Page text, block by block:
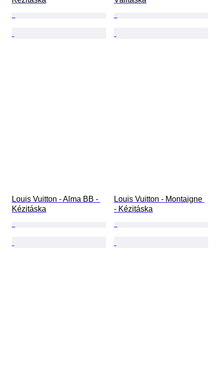
Louis Vuitton - Alma BB -
Kézitáska
Louis Vuitton - Montaigne
- Kézitáska